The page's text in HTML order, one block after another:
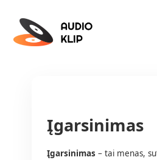
Įgarsinimas
Įgarsinimas – tai menas,